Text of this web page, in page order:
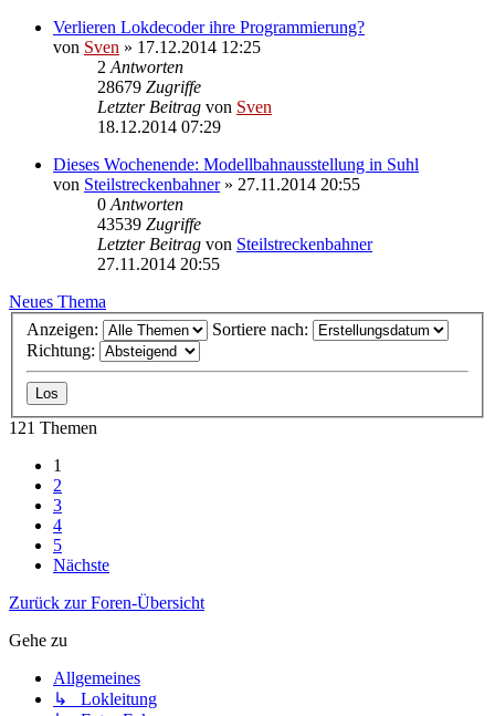
Verlieren Lokdecoder ihre Programmierung?
von Sven » 17.12.2014 12:25
2 Antworten
28679 Zugriffe
Letzter Beitrag von Sven
18.12.2014 07:29
Dieses Wochenende: Modellbahnausstellung in Suhl
von Steilstreckenbahner» 27.11.2014 20:55
0 Antworten
43539 Zugriffe
Letzter Beitrag von Steilstreckenbahner
27.11.2014 20:55
Neues Thema
Anzeigen:
Sortiere nach:
Richtung:
121 Themen
1
2
3
4
5
Nächste
Zurück zur Foren-Übersicht
Gehe zu
Allgemeines
↳ Lokleitung